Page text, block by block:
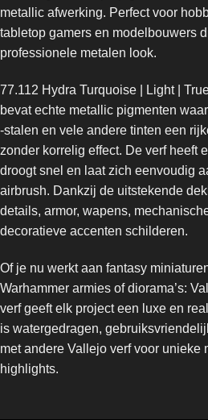
metallic afwerking. Perfect voor
tabletop gamers en modelbouwers
professionele metalen look.
77.112 Hydra Turquoise | Light |
bevat echte metallic pigmenten
-stalen en vele andere tinten een
zonder korrelig effect. De verf heeft
droogt snel en laat zich eenvoudig
airbrush. Dankzij de uitstekende
details, armor, wapens,
decoratieve accenten schilderen.
Of je nu werkt aan fantasy
Warhammer armies of diorama’s:
verf geeft elk project een luxe en
is watergedragen,
met andere Vallejo verf voor unieke
highlights.